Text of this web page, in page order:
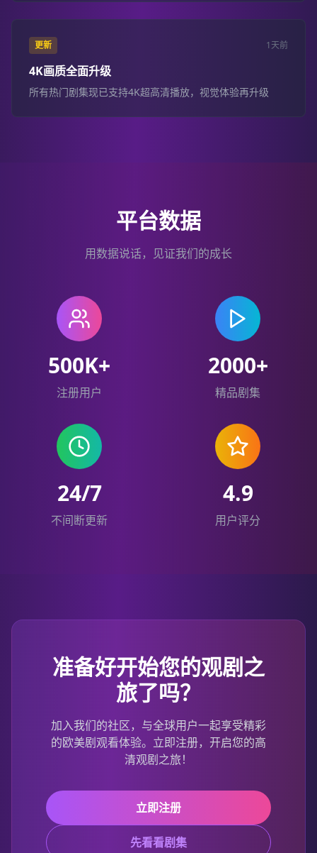
更新 1天前
4K画质全面升级
所有热门剧集现已支持4K超高清播放，视觉体验再升级
平台数据
用数据说话，见证我们的成长
500K+
注册用户
2000+
精品剧集
24/7
不间断更新
4.9
用户评分
准备好开始您的观剧之
旅了吗？
加入我们的社区，与全球用户一起享受精彩
的欧美剧观看体验。立即注册，开启您的高
清观剧之旅！
立即注册
先看看剧集